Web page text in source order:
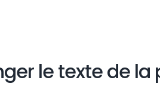
le texte de la